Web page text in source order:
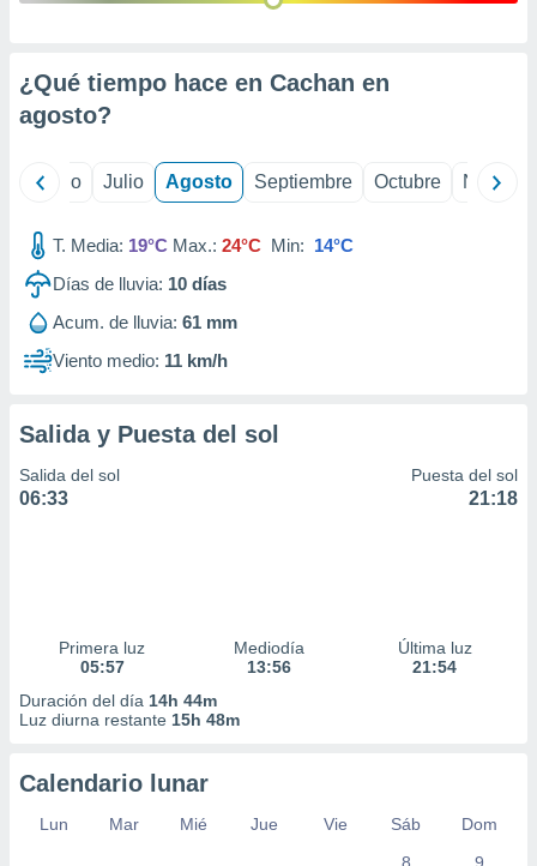
e
mediante
publicidad
publicidad
de
1199
¿Qué tiempo hace en Cachan en
agosto?
Junio Julio Agosto Septiembre Octubre
T. Media: 19°C Max.: 24°C Min: 14°C
Días de lluvia: 10 días
Acum. de lluvia: 61 mm
Viento medio: 11 km/h
Salida y Puesta del sol
Salida del sol
06:33
Puesta del sol
21:18
Primera luz
05:57
Mediodía
13:56
Última luz
21:54
Duración del día 14h 44m
Luz diurna restante 15h 48m
Calendario lunar
Lun Mar Mié Jue Vie Sáb
Dom